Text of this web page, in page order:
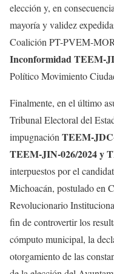
elección y, en
mayoría y validez
Coalición PT-PVEM-
Inconformidad TEEM-
Político Movimiento
Finalmente, en el último
Tribunal Electoral del
impugnación TEEM-
TEEM-JIN-026/2024 y
interpuestos por el
Michoacán, postulado en
Revolucionario
fin de controvertir los
cómputo municipal, la
otorgamiento de las